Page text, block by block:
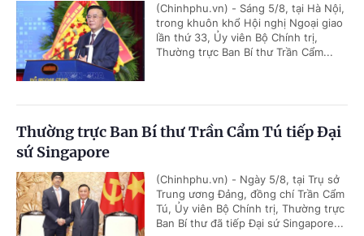
(Chinhphu.vn) - Sáng 5/8, tại Hà Nội,
trong khuôn khổ Hội nghị Ngoại giao
lần thứ 33, Ủy viên Bộ Chính trị,
Thường trực Ban Bí thư Trần Cẩm...
Thường trực Ban Bí thư Trần Cẩm Tú tiếp Đại
sứ Singapore
(Chinhphu.vn) - Ngày 5/8, tại Trụ sở
Trung ương Đảng, đồng chí Trần Cẩm
Tú, Ủy viên Bộ Chính trị, Thường trực
Ban Bí thư đã tiếp Đại sứ Singapore...